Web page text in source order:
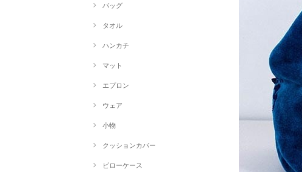
バッグ
タオル
ハンカチ
マット
エプロン
ウェア
小物
クッションカバー
ピローケース